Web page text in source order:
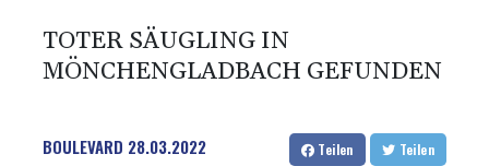
TOTER SÄUGLING IN
MÖNCHENGLADBACH GEFUNDEN
BOULEVARD 28.03.2022 Teilen Teilen